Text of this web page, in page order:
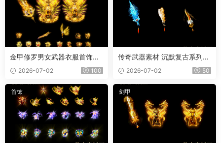
金甲修罗男女武器衣服首饰套
装 2026-07-02 100
传奇武器素材 沉默复古系列
冰魄屠刀 内外观齐全 PNG素
材 3把
2026-07-02 50
首饰 剑甲